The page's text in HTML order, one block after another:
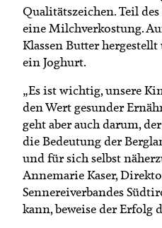
Qualitätszeichen. Teil
eine Milchverkostung.
Klassen Butter
ein Joghurt.
„Es ist wichtig, unsere
den Wert gesunder
geht aber auch darum,
die Bedeutung der
und für sich selbst
Annemarie Kaser,
Sennereiverbandes
kann, beweise der Erfolg